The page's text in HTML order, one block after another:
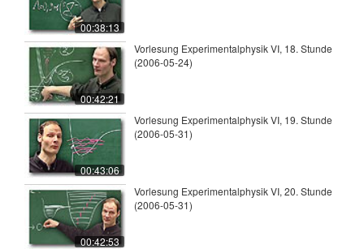
00:38:13
00:42:21
Vorlesung Experimentalphysik VI, 18. Stunde
(2006-05-24)
00:43:06
Vorlesung Experimentalphysik VI, 19. Stunde
(2006-05-31)
00:42:53
Vorlesung Experimentalphysik VI, 20. Stunde
(2006-05-31)